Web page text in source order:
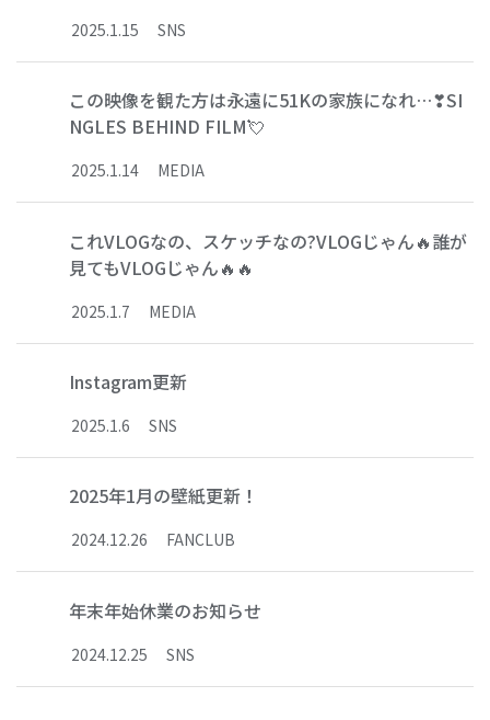
2025.1 .15 SNS
この映像を観た方は永遠に51Kの家族になれ…❣SI
NGLES BEHIND FILM💘
2025.1.14 MEDIA
これVLOGなの、スケッチなの?VLOGじゃん🔥誰が
見てもVLOGじゃん🔥🔥
2025.1 .7 MEDIA
Instagram更新
2025.1.6 SNS
2025年1月の壁紙更新！
2024.12.26 FANCLUB
年末年始休業のお知らせ
2024.12.25 SNS